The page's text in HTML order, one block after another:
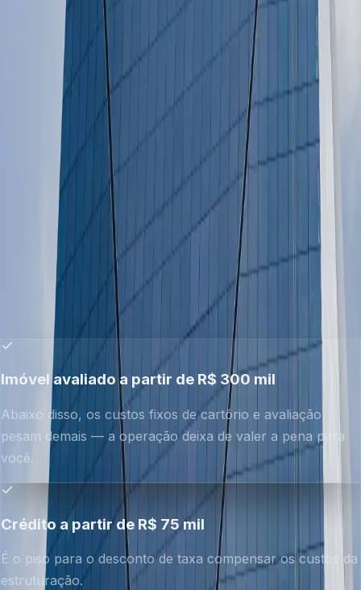
Dinheiro na conta
Aceitou a proposta? Em média, cerca de 15 dias úteis
entre a assinatura e a liberação.
TRANSPARÊNCIA
O que precisa ser verdade para
conta fechar
Preferimos dizer antes a desapontar depois. Se o seu
caso está fora destes critérios, a operação não
avança nos bancos — e o seu tempo vale mais que
um formulário.
Imóvel avaliado a partir de R$ 300 mil
Abaixo disso, os custos fixos de cartório e avaliação
pesam demais — a operação deixa de valer a pena para
você.
Crédito a partir de R$ 75 mil
É o piso para o desconto de taxa compensar os custos da
estruturação.